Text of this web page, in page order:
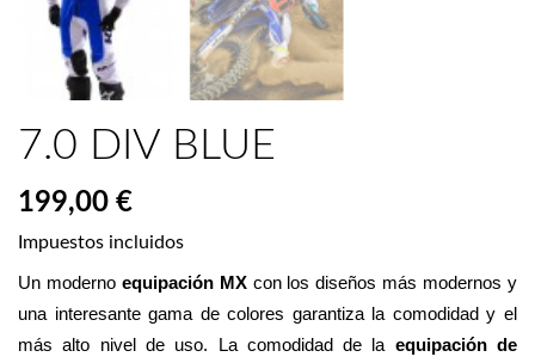
7.0 DIV BLUE
199,00 €
Impuestos incluidos
Un moderno equipación MX con los diseños más modernos y
una interesante gama de colores garantiza la comodidad y el
más alto nivel de uso. La comodidad de la equipación de